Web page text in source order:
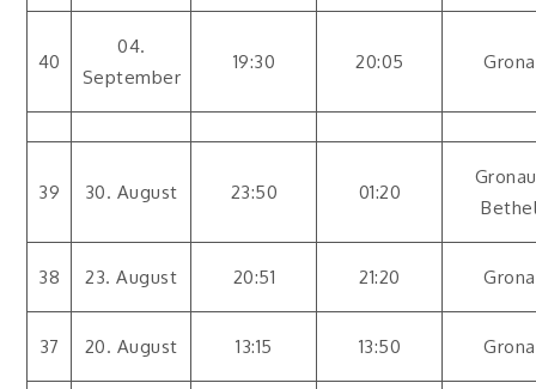
40
04.
September
19:30 20:05
39 30. August 23:50 01:20
38 23. August 20:51 21:20
37 20. August 13:15 13:50